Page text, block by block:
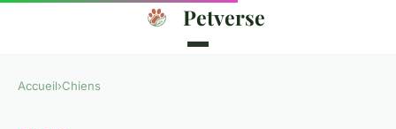
Petverse
Accueil›Chiens